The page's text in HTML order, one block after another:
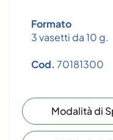
Formato
3 vasetti da 10 g.
Cod. 70181300
Modalità di